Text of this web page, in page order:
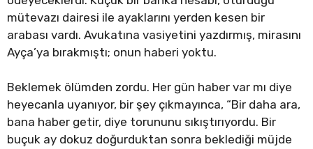
mütevazı dairesi ile ayaklarını yerden kesen bir
arabası vardı. Avukatına vasiyetini yazdırmış, mirasını
Ayça’ya bırakmıştı; onun haberi yoktu.
Beklemek ölümden zordu. Her gün haber var mı diye
heyecanla uyanıyor, bir şey çıkmayınca, “Bir daha ara,
bana haber getir, diye torununu sıkıştırıyordu. Bir
buçuk ay dokuz doğurduktan sonra beklediği müjde